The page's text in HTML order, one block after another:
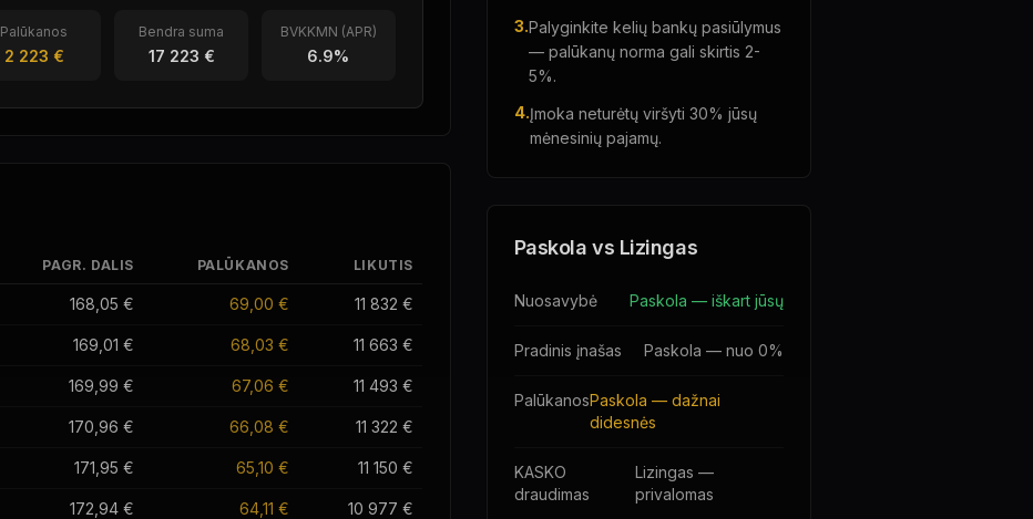
Palūkanos
2 223 €
Bendra suma
17 223 €
BVKKMN (APR)
6.9%
PAGR. DALIS PALŪKANOS LIKUTIS
168,05 € 69,00 € 11 832 €
169,01 € 68,03 € 11 663 €
169,99 € 67,06 € 11 493 €
170,96 € 66,08 € 11 322 €
171,95 € 65,10 € 11 150 €
172,94 € 64,11 € 10 977 €
3.Palyginkite kelių bankų pasiūlymus
— palūkanų norma gali skirtis 2-
5%.
4.Įmoka neturėtų viršyti 30% jūsų
mėnesinių pajamų.
Paskola vs Lizingas
Nuosavybė Paskola — iškart jūsų
Pradinis įnašas Paskola — nuo 0%
PalūkanosPaskola — dažnai
didesnės
KASKO
draudimas
Lizingas —
privalomas